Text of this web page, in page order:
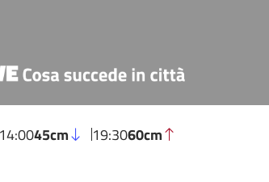
14:0045cm 19:3060cm